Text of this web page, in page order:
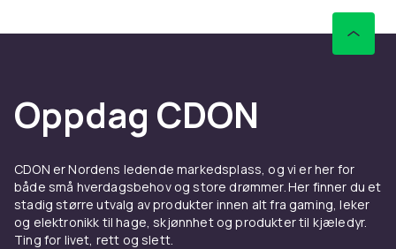
Oppdag CDON
CDON er Nordens ledende markedsplass, og vi er her for
både små hverdagsbehov og store drømmer. Her finner du et
stadig større utvalg av produkter innen alt fra gaming, leker
og elektronikk til hage, skjønnhet og produkter til kjæledyr.
Ting for livet, rett og slett.